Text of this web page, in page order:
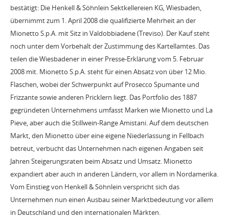
bestätigt: Die Henkell & Söhnlein Sektkellereien KG, Wiesbaden,
übernimmt zum 1. April 2008 die qualifizierte Mehrheit an der
Mionetto S.p.A. mit Sitz in Valdobbiadene (Treviso). Der Kauf steht
noch unter dem Vorbehalt der Zustimmung des Kartellamtes. Das
teilen die Wiesbadener in einer Presse-Erklärung vom 5. Februar
2008 mit. Mionetto S.p.A. steht für einen Absatz von über 12 Mio.
Flaschen, wobei der Schwerpunkt auf Prosecco Spumante und
Frizzante sowie anderen Pricklern liegt. Das Portfolio des 1887
gegründeten Unternehmens umfasst Marken wie Mionetto und La
Pieve, aber auch die Stillwein-Range Amistani. Auf dem deutschen
Markt, den Mionetto über eine eigene Niederlassung in Fellbach
betreut, verbucht das Unternehmen nach eigenen Angaben seit
Jahren Steigerungsraten beim Absatz und Umsatz. Mionetto
expandiert aber auch in anderen Ländern, vor allem in Nordamerika.
Vom Einstieg von Henkell & Söhnlein verspricht sich das
Unternehmen nun einen Ausbau seiner Marktbedeutung vor allem
in Deutschland und den internationalen Märkten.